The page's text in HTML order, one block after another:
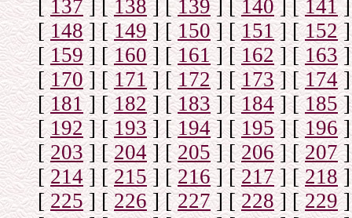
[137] [138] [139] [140] [141]
[148] [149] [150] [151] [152]
[159] [160] [161] [162] [ 163]
[170] [171] [172] [173] [174]
[181] [182] [183] [184] [185]
[192] [193] [194] [195] [196]
[203] [204] [205] [206] [207]
[214] [215] [216] [217] [ 218]
[225] [226] [227] [228] [229]